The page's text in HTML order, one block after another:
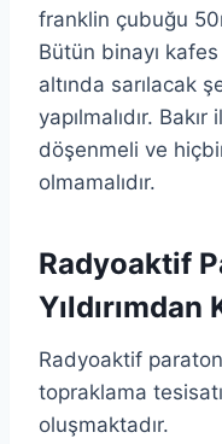
franklin çubuğu
Bütün binayı
altında sarılacak
yapılmalıdır.
döşenmeli ve
olmamalıdır.
Radyoaktif
Yıldırımdan
Radyoaktif
topraklama
oluşmaktadır.